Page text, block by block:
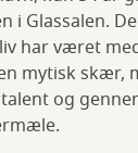
i Glassalen.
har været
mytisk skær,
og